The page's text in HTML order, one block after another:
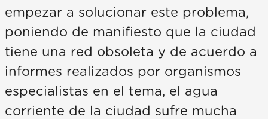
empezar a solucionar este problema,
poniendo de manifiesto que la ciudad
tiene una red obsoleta y de acuerdo a
informes realizados por organismos
especialistas en el tema, el agua
corriente de la ciudad sufre mucha